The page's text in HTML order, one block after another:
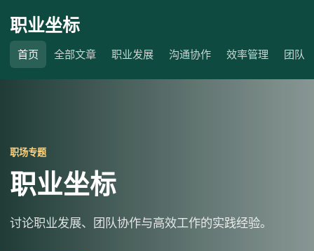
职业坐标
首页 全部文章 职业发展 沟通协作 效率管理 团队
职场专题
职业坐标
讨论职业发展、团队协作与高效工作的实践经验。